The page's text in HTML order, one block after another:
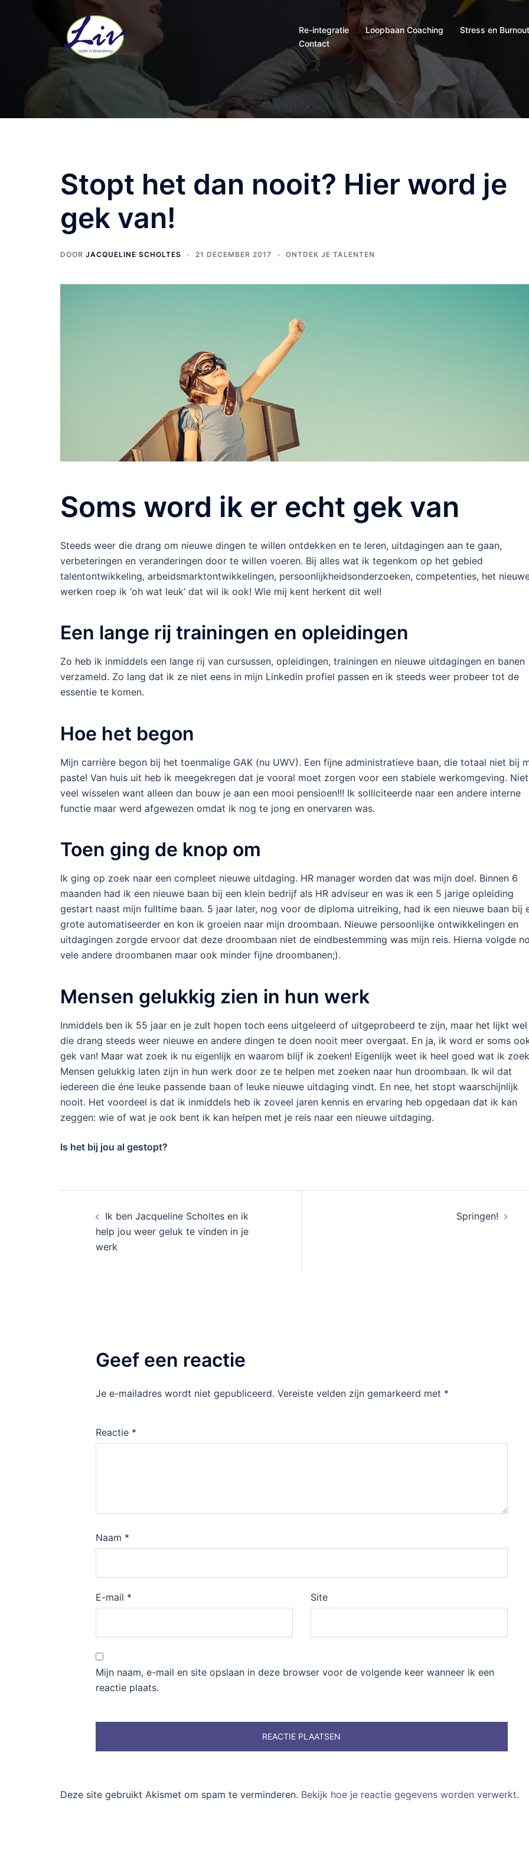
Re-integratie Loopbaan Coaching Stress en Burnout
Contact
Stopt het dan nooit? Hier word je
gek van!
DOOR JACQUELINE SCHOLTES 21 DECEMBER 2017 ONTDEK JE TALENTEN
Soms word ik er echt gek van
Steeds weer die drang om nieuwe dingen te willen ontdekken en te leren, uitdagingen aan te gaan,
verbeteringen en veranderingen door te willen voeren. Bij alles wat ik tegenkom op het gebied
talentontwikkeling, arbeidsmarktontwikkelingen, persoonlijkheidsonderzoeken, competenties, het
werken roep ik ‘oh wat leuk’ dat wil ik ook! Wie mij kent herkent dit wel!
Een lange rij trainingen en opleidingen
Zo heb ik inmiddels een lange rij van cursussen, opleidingen, trainingen en nieuwe uitdagingen en banen
verzameld. Zo lang dat ik ze niet eens in mijn Linkedin profiel passen en ik steeds weer probeer tot de
essentie te komen.
Hoe het begon
Mijn carrière begon bij het toenmalige GAK (nu UWV). Een fijne administratieve baan, die totaal niet bij
paste! Van huis uit heb ik meegekregen dat je vooral moet zorgen voor een stabiele werkomgeving.
veel wisselen want alleen dan bouw je aan een mooi pensioen!!! Ik solliciteerde naar een andere interne
functie maar werd afgewezen omdat ik nog te jong en onervaren was.
Toen ging de knop om
Ik ging op zoek naar een compleet nieuwe uitdaging. HR manager worden dat was mijn doel. Binnen 6
maanden had ik een nieuwe baan bij een klein bedrijf als HR adviseur en was ik een 5 jarige opleiding
gestart naast mijn fulltime baan. 5 jaar later, nog voor de diploma uitreiking, had ik een nieuwe baan bij
grote automatiseerder en kon ik groeien naar mijn droombaan. Nieuwe persoonlijke ontwikkelingen en
uitdagingen zorgde ervoor dat deze droombaan niet de eindbestemming was mijn reis. Hierna volgde
vele andere droombanen maar ook minder fijne droombanen;).
Mensen gelukkig zien in hun werk
Inmiddels ben ik 55 jaar en je zult hopen toch eens uitgeleerd of uitgeprobeerd te zijn, maar het lijkt
die drang steeds weer nieuwe en andere dingen te doen nooit meer overgaat. En ja, ik word er soms
gek van! Maar wat zoek ik nu eigenlijk en waarom blijf ik zoeken! Eigenlijk weet ik heel goed wat ik
Mensen gelukkig laten zijn in hun werk door ze te helpen met zoeken naar hun droombaan. Ik wil dat
iedereen die éne leuke passende baan of leuke nieuwe uitdaging vindt. En nee, het stopt waarschijnlijk
nooit. Het voordeel is dat ik inmiddels heb ik zoveel jaren kennis en ervaring heb opgedaan dat ik kan
zeggen: wie of wat je ook bent ik kan helpen met je reis naar een nieuwe uitdaging.
Is het bij jou al gestopt?
Ik ben Jacqueline Scholtes en ik
help jou weer geluk te vinden in je
werk
Springen!
Geef een reactie
Je e-mailadres wordt niet gepubliceerd. Vereiste velden zijn gemarkeerd met *
Reactie *
Naam *
E-mail * Site
Mijn naam, e-mail en site opslaan in deze browser voor de volgende keer wanneer ik een
reactie plaats.
Deze site gebruikt Akismet om spam te verminderen. Bekijk hoe je reactie gegevens worden verwerkt.